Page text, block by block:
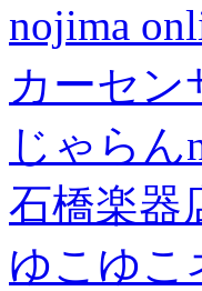
nojima
カーセン
じゃらん
石橋楽器
ゆこゆこ